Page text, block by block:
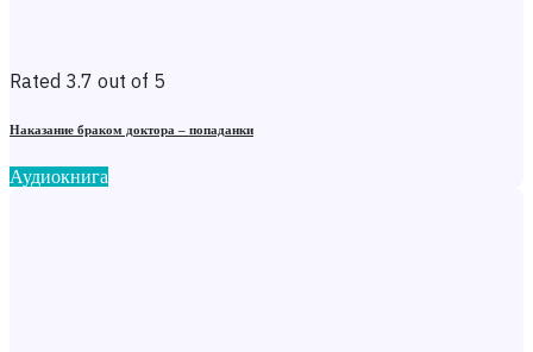
Rated 3.7 out of 5
Наказание браком доктора – попаданки
Аудиокнига